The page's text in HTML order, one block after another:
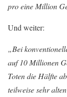
pro eine Million
Und weiter:
„Bei
auf 10 Millionen
Toten die Hälfte
teilweise sehr